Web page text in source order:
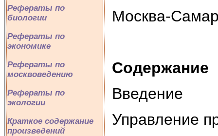
Рефераты по
биологии
Рефераты по
экономике
Рефераты по
москвоведению
Рефераты по
экологии
Краткое содержание
произведений
Москва-
Содержание
Введение
Управление